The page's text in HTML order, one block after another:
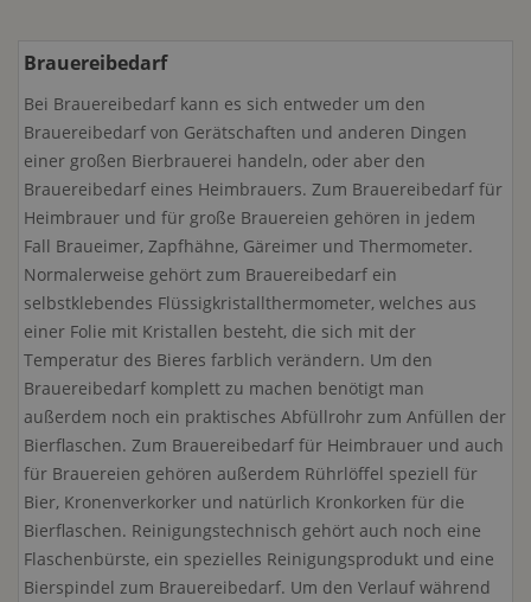
Brauereibedarf
Bei Brauereibedarf kann es sich entweder um den
Brauereibedarf von Gerätschaften und anderen Dingen
einer großen Bierbrauerei handeln, oder aber den
Brauereibedarf eines Heimbrauers. Zum Brauereibedarf für
Heimbrauer und für große Brauereien gehören in jedem
Fall Braueimer, Zapfhähne, Gäreimer und Thermometer.
Normalerweise gehört zum Brauereibedarf ein
selbstklebendes Flüssigkristallthermometer, welches aus
einer Folie mit Kristallen besteht, die sich mit der
Temperatur des Bieres farblich verändern. Um den
Brauereibedarf komplett zu machen benötigt man
außerdem noch ein praktisches Abfüllrohr zum Anfüllen der
Bierflaschen. Zum Brauereibedarf für Heimbrauer und auch
für Brauereien gehören außerdem Rührlöffel speziell für
Bier, Kronenverkorker und natürlich Kronkorken für die
Bierflaschen. Reinigungstechnisch gehört auch noch eine
Flaschenbürste, ein spezielles Reinigungsprodukt und eine
Bierspindel zum Brauereibedarf. Um den Verlauf während